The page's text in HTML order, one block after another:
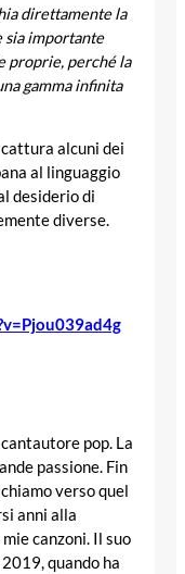
direttamente la
sia importante
proprie, perché la
gamma infinita
cattura alcuni dei
al linguaggio
desiderio di
diverse.
pop. La
passione. Fin
verso quel
anni alla
canzoni. Il suo
quando ha